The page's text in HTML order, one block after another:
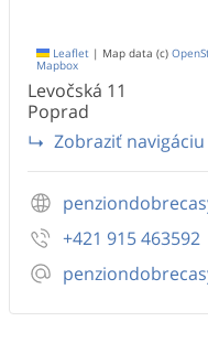
Leaflet | Map data (c)
Mapbox
Levočská 11
Poprad
Zobraziť navigáciu
+421 915 463592